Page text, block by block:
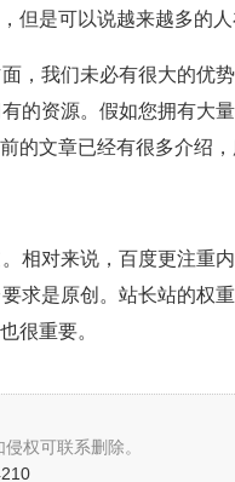
是可以说越来越多的人
我们未必有很大的优
的资源。假如您拥有大
的文章已经有很多介绍，
对来说，百度更注重
求是原创。站长站的权
很重要。
权可联系删除。